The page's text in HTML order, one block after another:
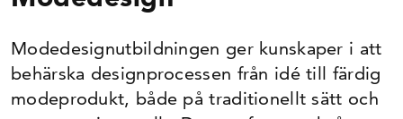
Modedesignutbildningen ger kunskaper i att
behärska designprocessen från idé till färdig
modeprodukt, både på traditionellt sätt och